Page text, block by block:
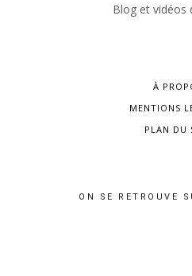
Blog et vidéos
À
MENTIONS
PLAN DU
ON SE RETROUVE